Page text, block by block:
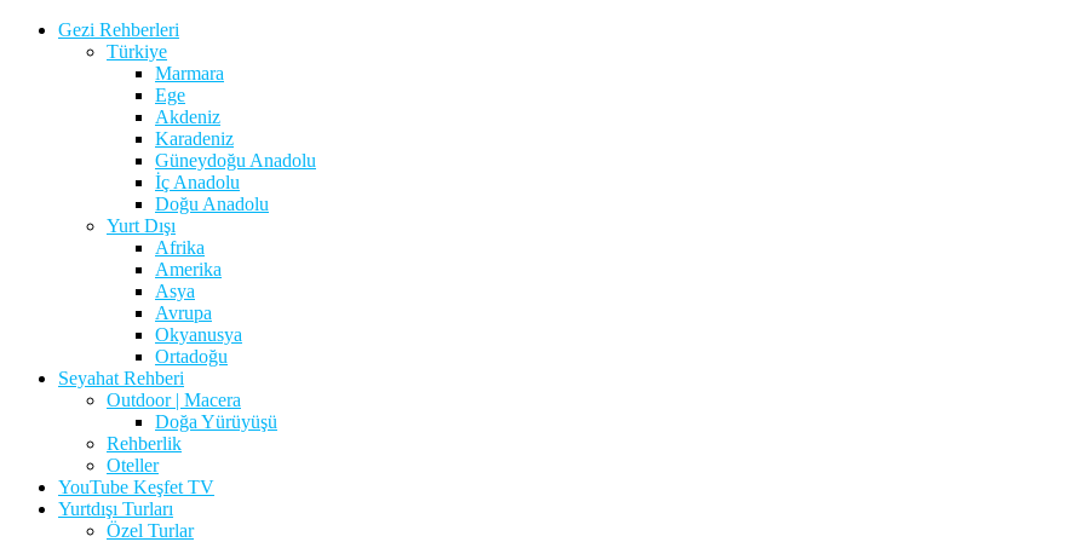
Gezi Rehberleri
Türkiye
Marmara
Ege
Akdeniz
Karadeniz
Güneydoğu Anadolu
İç Anadolu
Doğu Anadolu
Yurt Dışı
Afrika
Amerika
Asya
Avrupa
Okyanusya
Ortadoğu
Seyahat Rehberi
Outdoor | Macera
Doğa Yürüyüşü
Rehberlik
Oteller
YouTube Keşfet TV
Yurtdışı Turları
Özel Turlar